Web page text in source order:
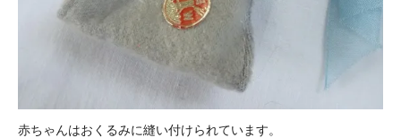
赤ちゃんはおくるみに縫い付けられています。